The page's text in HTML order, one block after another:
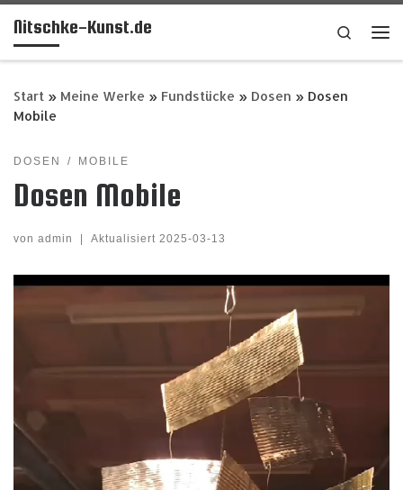
Zum Inhalt springen
Nitschke-Kunst.de
Search
Start » Meine Werke » Fundstücke » Dosen » Dosen
Mobile
DOSEN MOBILE
Dosen Mobile
von admin | Aktualisiert 2025-03-13
Video-